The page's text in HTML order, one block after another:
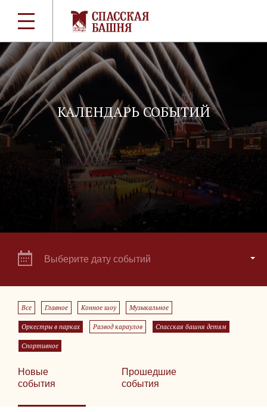
КАЛЕНДАРЬ СОБЫТИЙ
Выберите дату событий
Все Главное Конное шоу Музыкальное
Оркестры в парках Развод караулов Спасская башня детям
Спортивное
Новые
события
Прошедшие
события